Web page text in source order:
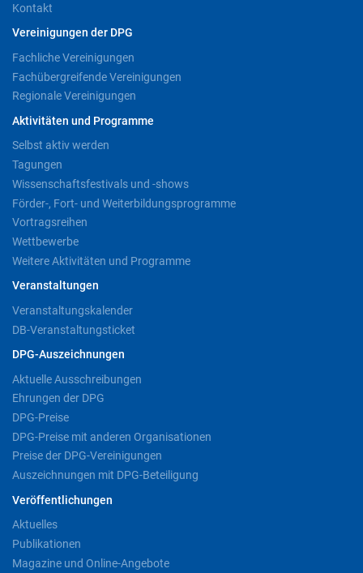
Kontakt
Vereinigungen der DPG
Fachliche Vereinigungen
Fachübergreifende Vereinigungen
Regionale Vereinigungen
Aktivitäten und Programme
Selbst aktiv werden
Tagungen
Wissenschaftsfestivals und -shows
Förder-, Fort- und Weiterbildungsprogramme
Vortragsreihen
Wettbewerbe
Weitere Aktivitäten und Programme
Veranstaltungen
Veranstaltungskalender
DB-Veranstaltungsticket
DPG-Auszeichnungen
Aktuelle Ausschreibungen
Ehrungen der DPG
DPG-Preise
DPG-Preise mit anderen Organisationen
Preise der DPG-Vereinigungen
Auszeichnungen mit DPG-Beteiligung
Veröffentlichungen
Aktuelles
Publikationen
Magazine und Online-Angebote